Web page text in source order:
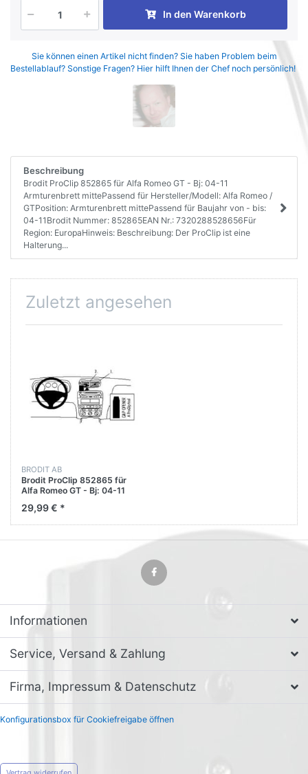
In den Warenkorb
Sie können einen Artikel nicht finden? Sie haben Problem beim
Bestellablauf? Sonstige Fragen? Hier hilft Ihnen der Chef noch persönlich!
Beschreibung
Brodit ProClip 852865 für Alfa Romeo GT - Bj: 04-11
Armturenbrett mittePassend für Hersteller/Modell: Alfa Romeo /
GTPosition: Armturenbrett mittePassend für Baujahr von - bis:
04-11Brodit Nummer: 852865EAN Nr.: 7320288528656Für
Region: EuropaHinweis: Beschreibung: Der ProClip ist eine
Halterung...
Zuletzt angesehen
BRODIT AB
Brodit ProClip 852865 für
Alfa Romeo GT - Bj: 04-11
29,99 € *
Informationen
Service, Versand & Zahlung
Firma, Impressum & Datenschutz
Konfigurationsbox für Cookiefreigabe öffnen